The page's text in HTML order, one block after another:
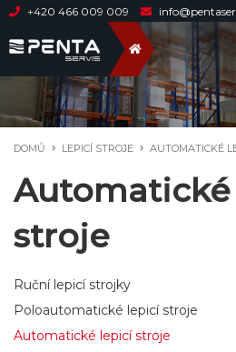
+420 466 009 009
DOMŮ LEPICÍ STROJE AUTOMATICKÉ
stroje
Ruční lepicí strojky
Poloautomatické lepicí stroje
Automatické lepicí stroje